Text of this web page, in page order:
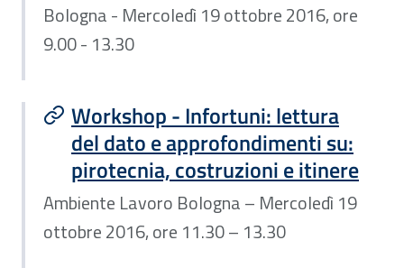
Bologna - Mercoledì 19 ottobre 2016, ore
9.00 - 13.30
Workshop - Infortuni: lettura
del dato e approfondimenti su:
pirotecnia, costruzioni e itinere
Ambiente Lavoro Bologna – Mercoledì 19
ottobre 2016, ore 11.30 – 13.30